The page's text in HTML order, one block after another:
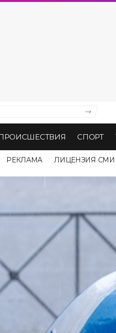
СПОРТ
РЕКЛАМА ЛИЦЕНЗИЯ СМИ